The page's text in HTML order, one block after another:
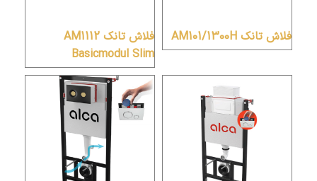
فلاش تانک AM101/1300H
فلاش تانک AM1112
Basicmodul Slim